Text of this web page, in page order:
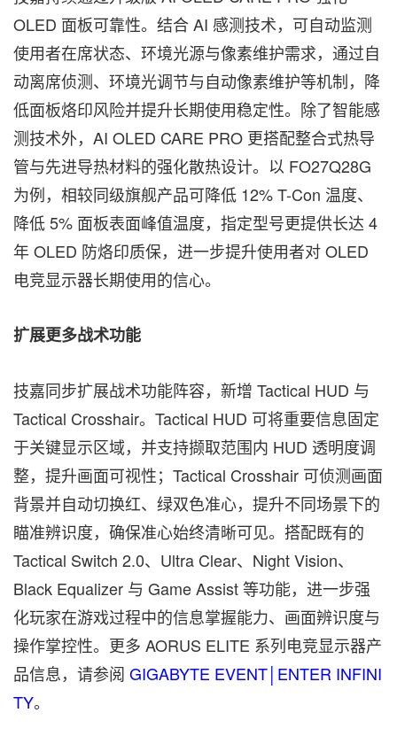
OLED 面板可靠性。结合 AI 感测技术，可自动监测
使用者在席状态、环境光源与像素维护需求，通过自
动离席侦测、环境光调节与自动像素维护等机制，降
低面板烙印风险并提升长期使用稳定性。除了智能感
测技术外，AI OLED CARE PRO 更搭配整合式热导
管与先进导热材料的强化散热设计。以 FO27Q28G
为例，相较同级旗舰产品可降低 12% T-Con 温度、
降低 5% 面板表面峰值温度，指定型号更提供长达 4
年 OLED 防烙印质保，进一步提升使用者对 OLED
电竞显示器长期使用的信心。
扩展更多战术功能
技嘉同步扩展战术功能阵容，新增 Tactical HUD 与
Tactical Crosshair。Tactical HUD 可将重要信息固定
于关键显示区域，并支持撷取范围内 HUD 透明度调
整，提升画面可视性；Tactical Crosshair 可侦测画面
背景并自动切换红、绿双色准心，提升不同场景下的
瞄准辨识度，确保准心始终清晰可见。搭配既有的
Tactical Switch 2.0、Ultra Clear、Night Vision、
Black Equalizer 与 Game Assist 等功能，进一步强
化玩家在游戏过程中的信息掌握能力、画面辨识度与
操作掌控性。更多 AORUS ELITE 系列电竞显示器产
品信息，请参阅 GIGABYTE EVENT│ENTER INFINI
TY。